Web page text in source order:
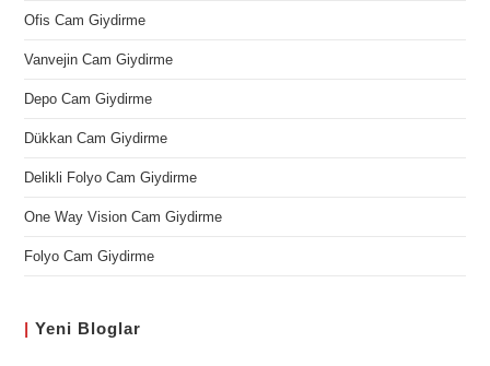
Ofis Cam Giydirme
Vanvejin Cam Giydirme
Depo Cam Giydirme
Dükkan Cam Giydirme
Delikli Folyo Cam Giydirme
One Way Vision Cam Giydirme
Folyo Cam Giydirme
| Yeni Bloglar